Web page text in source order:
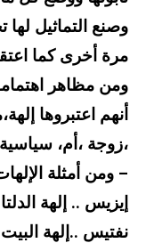
وصنع التماثيل لها
مرة أخرى كما
ومن مظاهر
أنهم اعتبروها
،زوجة ،أم،
– ومن أمثلة
إيزيس .. إلهة الدلتا
نفتيس ..إلهة